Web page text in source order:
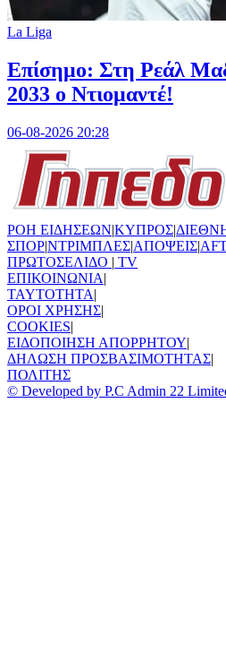
La Liga
Επίσημο: Στη Ρεάλ
2033 ο Ντιομαντέ!
06-08-2026 20:28
ΡΟΗ ΕΙΔΗΣΕΩΝ|ΚΥΠΡΟΣ|
ΣΠΟΡ|ΝΤΡΙΜΠΛΕΣ|ΑΠΟΨΕΙΣ|
ΠΡΩΤΟΣΕΛΙΔΟ | TV
ΕΠΙΚΟΙΝΩΝΙΑ|
TAYTOTHTA|
ΟΡΟΙ ΧΡΗΣΗΣ|
COOKIES|
ΕΙΔΟΠΟΙΗΣΗ ΑΠΟΡΡΗΤΟΥ|
ΔΗΛΩΣΗ ΠΡΟΣΒΑΣΙΜΟΤΗΤΑΣ|
ΠΟΛΙΤΗΣ
© Developed by P.C Admin 22